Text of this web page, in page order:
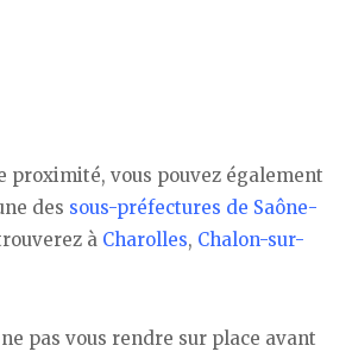
proximité, vous pouvez également
des sous-préfectures de Saône-
à Charolles, Chalon-sur-
pas vous rendre sur place avant